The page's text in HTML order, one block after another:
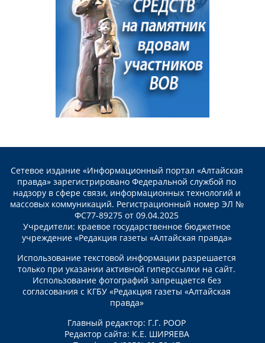
Сетевое издание «Информационный портал «Алтайская
правда» зарегистрировано Федеральной службой по
надзору в сфере связи, информационных технологий и
массовых коммуникаций. Регистрационный номер ЭЛ №
ФС77-89275 от 09.04.2025
Учредители: краевое государственное бюджетное
учреждение «Редакция газеты «Алтайская правда»
Использование текстовой информации разрешается
только при указании активной гиперссылки на сайт.
Использование фотографий запрещается без
согласования с КГБУ «Редакция газеты «Алтайская
правда»
Главный редактор: Г.Г. РООР
Редактор сайта: К.Е. ШИРЯЕВА